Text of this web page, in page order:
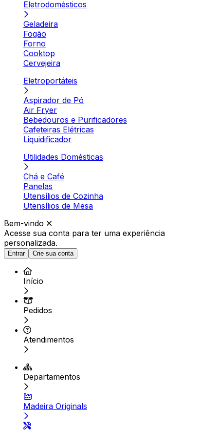
Eletrodomésticos
Geladeira
Fogão
Forno
Cooktop
Cervejeira
Eletroportáteis
Aspirador de Pó
Air Fryer
Bebedouros e Purificadores
Cafeteiras Elétricas
Liquidificador
Utilidades Domésticas
Chá e Café
Panelas
Utensílios de Cozinha
Utensílios de Mesa
Bem-vindo
Acesse sua conta para ter uma experiência
personalizada.
Entrar Crie sua conta
Início
Pedidos
Atendimentos
Departamentos
Madeira Originals